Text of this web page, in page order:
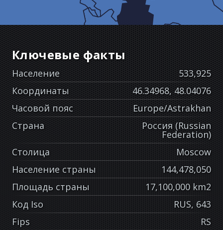
Ключевые факты
Население
533,925
Координаты
46.34968, 48.04076
Часовой пояс
Europe/Astrakhan
Страна
Россия (Russian
Federation)
Столица
Moscow
Население страны
144,478,050
Площадь страны
17,100,000 km2
Код Iso
RUS, 643
Fips
RS